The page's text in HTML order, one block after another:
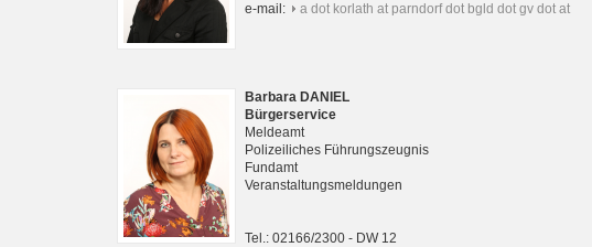
e-mail:
a dot korlath at parndorf dot bgld dot gv dot at
Barbara DANIEL
Bürgerservice
Meldeamt
Polizeiliches Führungszeugnis
Fundamt
Veranstaltungsmeldungen
Tel.: 02166/2300 - DW 12